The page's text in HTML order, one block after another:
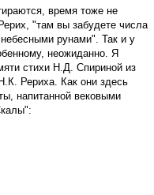
время тоже не
"там вы забудете числа
рунами". Так и у
неожиданно. Я
стихи Н.Д. Спириной из
Рериха. Как они здесь
напитанной вековыми